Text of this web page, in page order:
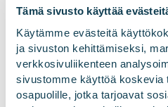
Tämä sivusto käyttää
Käytämme evästeitä
ja sivuston kehittämiseksi,
verkkosivuliikenteen
sivustomme käyttöä koskevia
osapuolille, jotka tarjoavat
fyysisen ja digitaalisen
teollisuudessa, datan ja
liiketoiminta-arvon
ja eettisyyden
Voit peruuttaa tilauksesi